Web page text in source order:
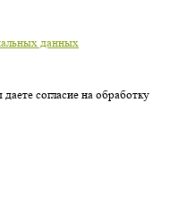
данных
согласие на обработку